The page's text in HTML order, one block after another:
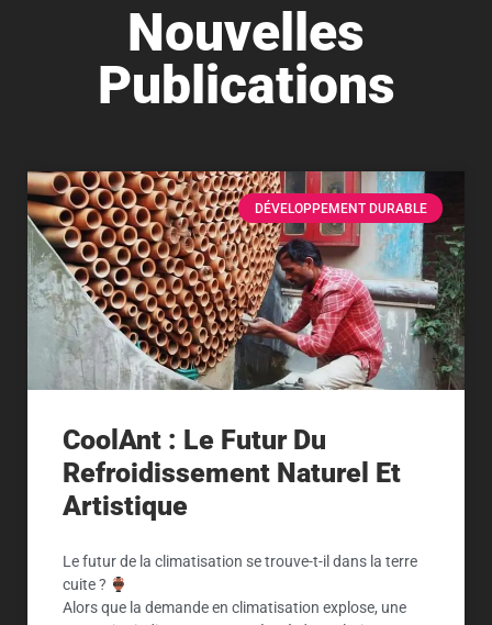
Nouvelles
Publications
DÉVELOPPEMENT DURABLE
CoolAnt : Le Futur Du
Refroidissement Naturel Et
Artistique
Le futur de la climatisation se trouve-t-il dans la terre
cuite ?
Alors que la demande en climatisation explose, une